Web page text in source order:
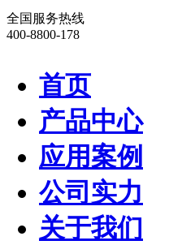
全国服务热线
400-8800-178
首页
产品中心
应用案例
公司实力
关于我们